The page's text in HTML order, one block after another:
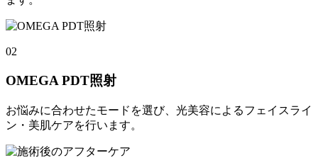
02
OMEGA PDT照射
お悩みに合わせたモードを選び、光美容によるフェイスライ
ン・美肌ケアを行います。